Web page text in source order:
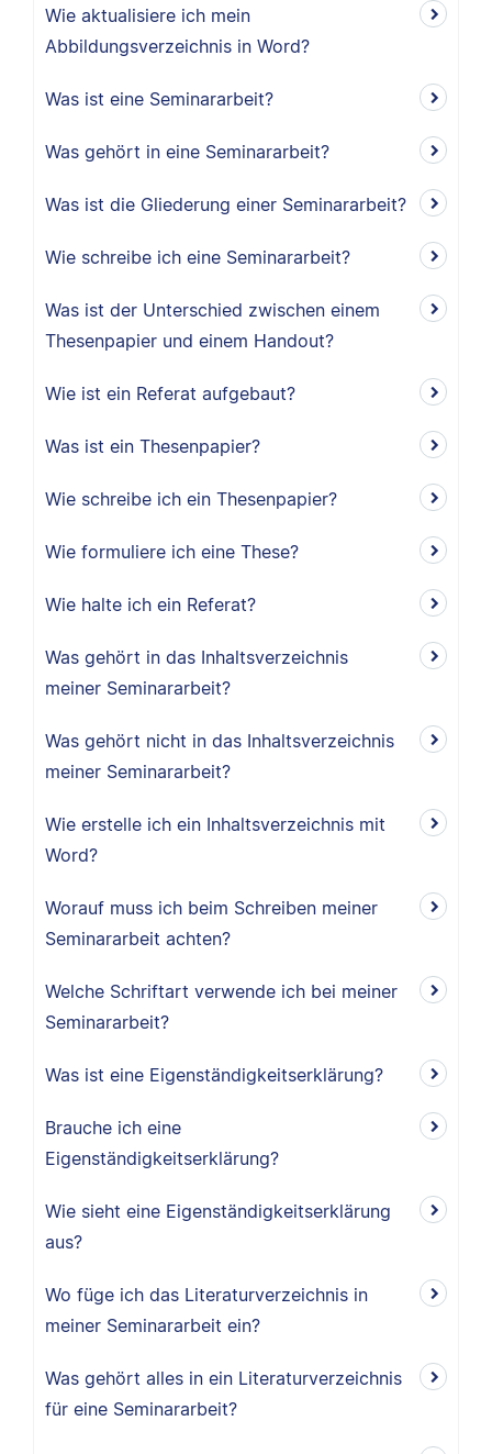
Wie aktualisiere ich mein
Abbildungsverzeichnis in Word?
Was ist eine Seminararbeit?
Was gehört in eine Seminararbeit?
Was ist die Gliederung einer Seminararbeit?
Wie schreibe ich eine Seminararbeit?
Was ist der Unterschied zwischen einem
Thesenpapier und einem Handout?
Wie ist ein Referat aufgebaut?
Was ist ein Thesenpapier?
Wie schreibe ich ein Thesenpapier?
Wie formuliere ich eine These?
Wie halte ich ein Referat?
Was gehört in das Inhaltsverzeichnis
meiner Seminararbeit?
Was gehört nicht in das Inhaltsverzeichnis
meiner Seminararbeit?
Wie erstelle ich ein Inhaltsverzeichnis mit
Word?
Worauf muss ich beim Schreiben meiner
Seminararbeit achten?
Welche Schriftart verwende ich bei meiner
Seminararbeit?
Was ist eine Eigenständigkeitserklärung?
Brauche ich eine
Eigenständigkeitserklärung?
Wie sieht eine Eigenständigkeitserklärung
aus?
Wo füge ich das Literaturverzeichnis in
meiner Seminararbeit ein?
Was gehört alles in ein Literaturverzeichnis
für eine Seminararbeit?